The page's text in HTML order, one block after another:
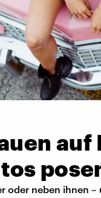
oder neben ihnen